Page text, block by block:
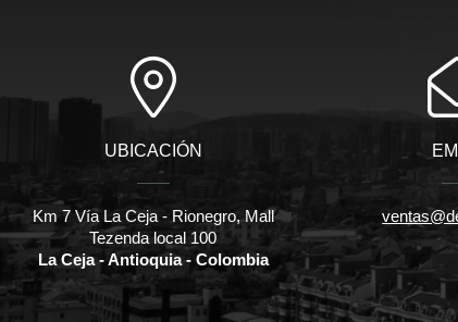
UBICACIÓN
Km 7 Vía La Ceja - Rionegro, Mall
Tezenda local 100
La Ceja - Antioquia - Colombia